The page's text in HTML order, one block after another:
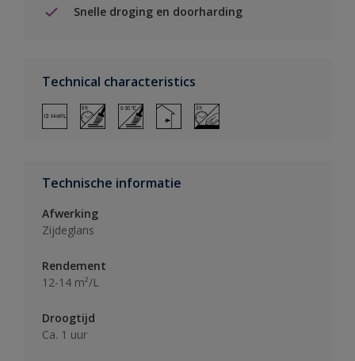
Snelle droging en doorharding
Technical characteristics
Technische informatie
Afwerking
Zijdeglans
Rendement
12-14 m²/L
Droogtijd
Ca. 1 uur